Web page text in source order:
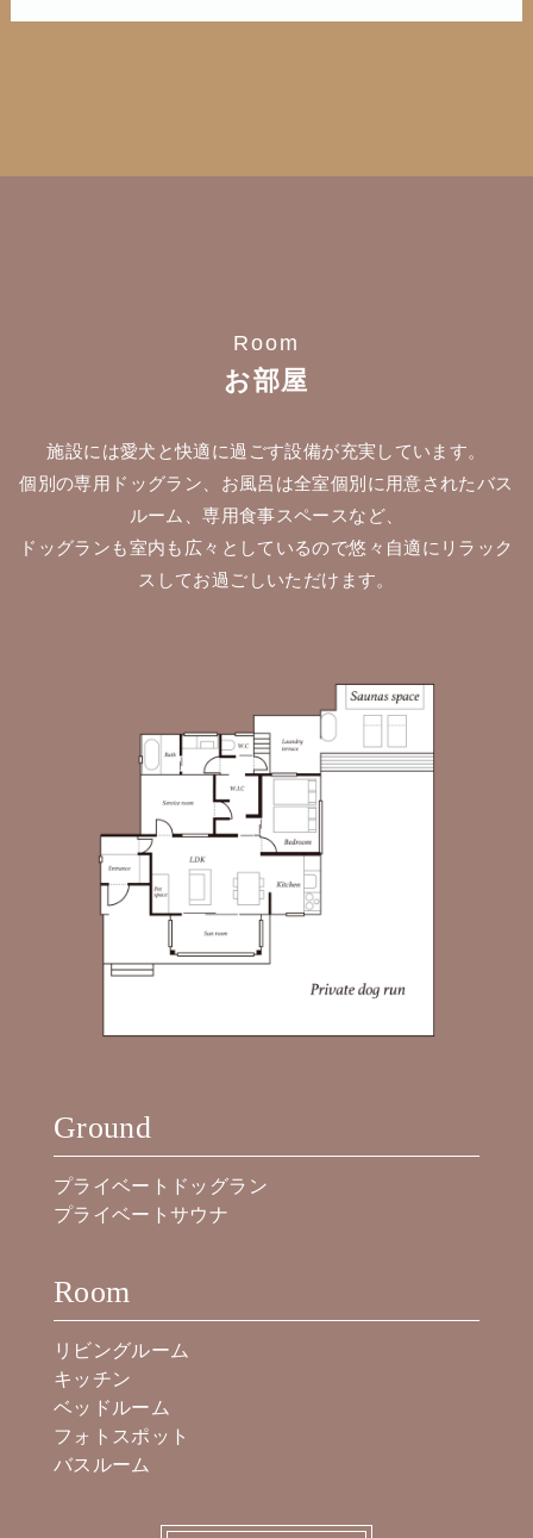
Room
お部屋
施設には愛犬と快適に過ごす設備が充実しています。
個別の専用ドッグラン、お風呂は全室個別に用意されたバス
ルーム、専用食事スペースなど、
ドッグランも室内も広々としているので悠々自適にリラック
スしてお過ごしいただけます。
Ground
プライベートドッグラン
プライベートサウナ
Room
リビングルーム
キッチン
ベッドルーム
フォトスポット
バスルーム